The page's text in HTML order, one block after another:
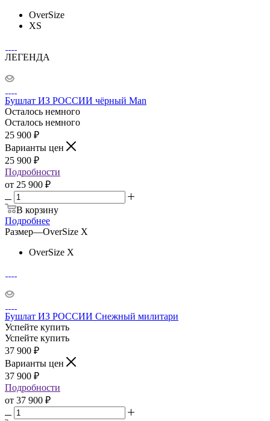
OverSize
XS
ЛЕГЕНДА
Бушлат ИЗ РОССИИ чёрный Man
Осталось немного
Осталось немного
25 900 ₽
Варианты цен
25 900 ₽
Подробности
от 25 900 ₽
В корзину
Подробнее
Размер—OverSize X
OverSize X
Бушлат ИЗ РОССИИ Снежный милитари
Успейте купить
Успейте купить
37 900 ₽
Варианты цен
37 900 ₽
Подробности
от 37 900 ₽